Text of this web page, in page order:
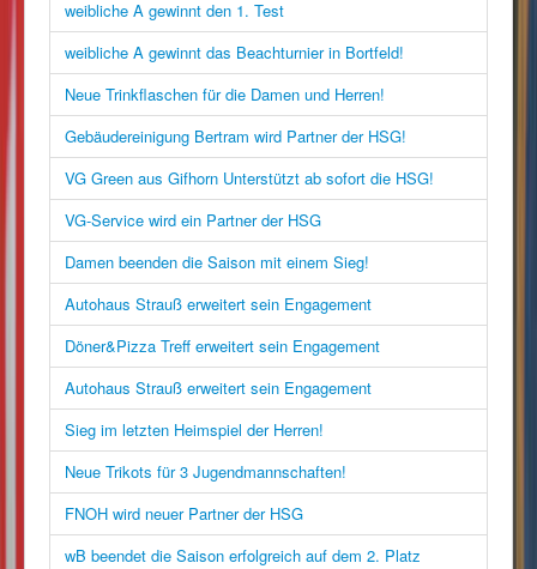
weibliche A gewinnt den 1. Test
weibliche A gewinnt das Beachturnier in Bortfeld!
Neue Trinkflaschen für die Damen und Herren!
Gebäudereinigung Bertram wird Partner der HSG!
VG Green aus Gifhorn Unterstützt ab sofort die HSG!
VG-Service wird ein Partner der HSG
Damen beenden die Saison mit einem Sieg!
Autohaus Strauß erweitert sein Engagement
Döner&Pizza Treff erweitert sein Engagement
Autohaus Strauß erweitert sein Engagement
Sieg im letzten Heimspiel der Herren!
Neue Trikots für 3 Jugendmannschaften!
FNOH wird neuer Partner der HSG
wB beendet die Saison erfolgreich auf dem 2. Platz